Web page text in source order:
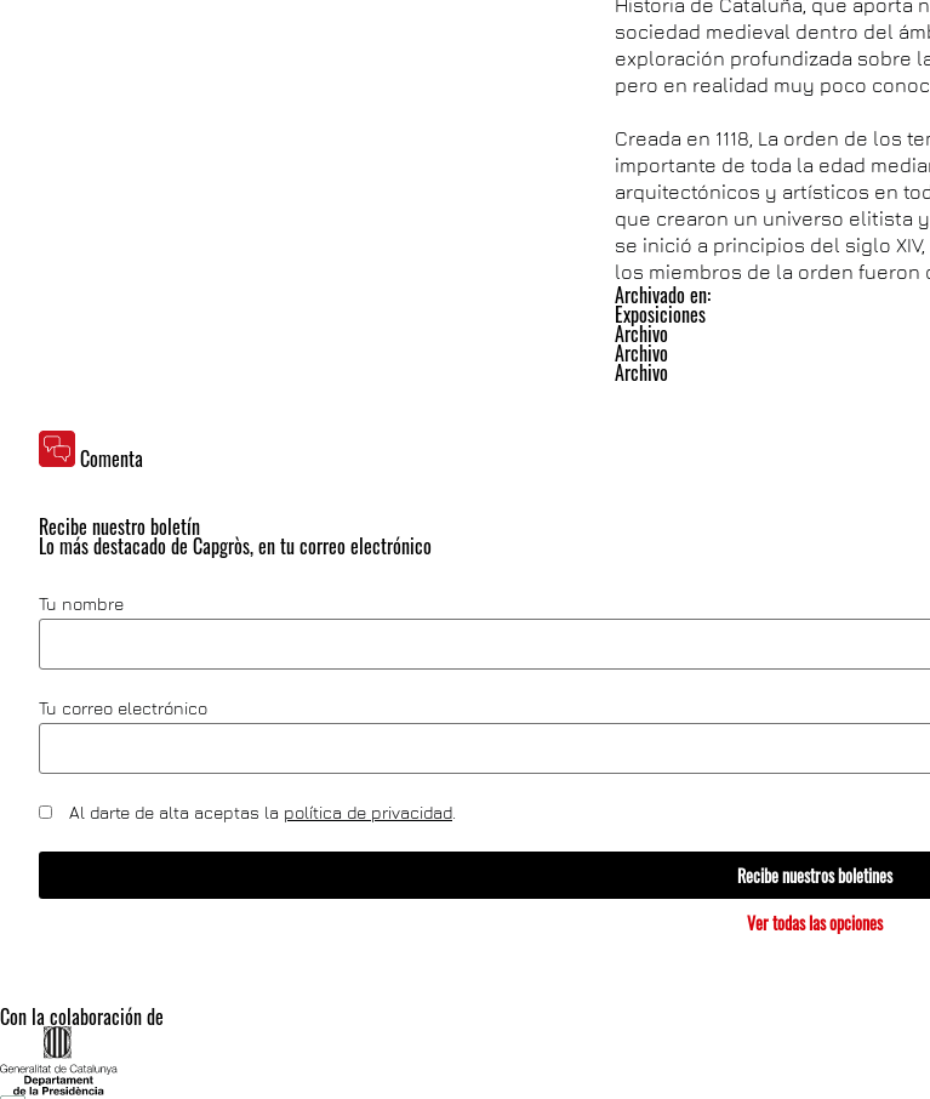
Historia de Cataluña, que aporta
sociedad medieval dentro del
exploración profundizada sobre
pero en realidad muy poco
Creada en 1118, La orden de los
importante de toda la edad
arquitectónicos y artísticos en
que crearon un universo elitista
se inició a principios del siglo
los miembros de la orden fueron
Archivado en:
Exposiciones
Archivo
Archivo
Archivo
Comenta
Recibe nuestro boletín
Lo más destacado de Capgròs, en tu correo electrónico
Tu nombre
Tu correo electrónico
Al darte de alta aceptas la política de privacidad
Recibe nuestros boletines
Ver todas las opciones
Con la colaboración de